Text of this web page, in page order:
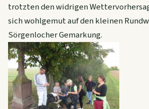
trotzten den widrigen
sich wohlgemut auf den kleinen
Sörgenlocher Gemarkung.